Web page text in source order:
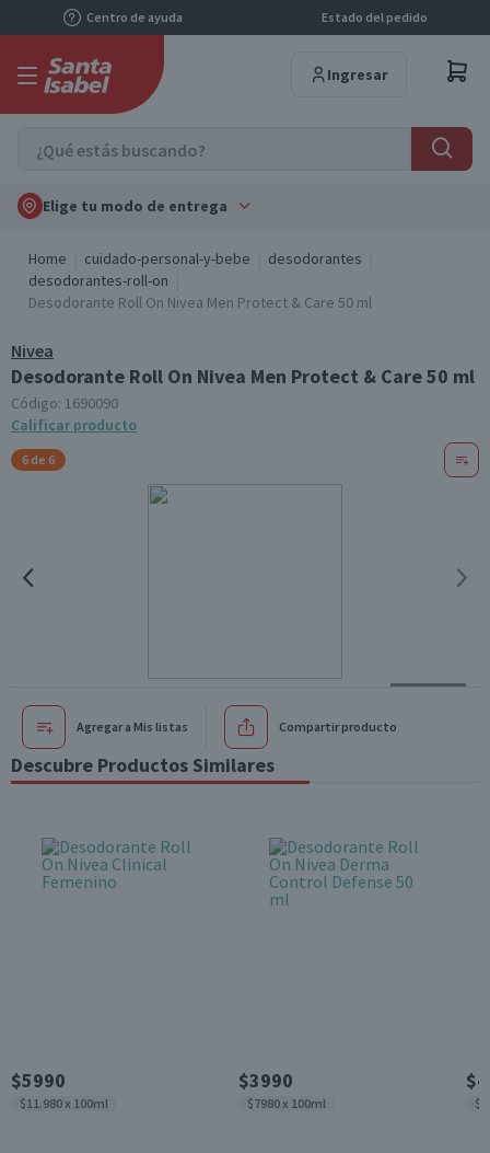
Centro de ayuda Estado del pedido
Ingresar
Elige tu modo de entrega
Home cuidado-personal-y-bebe
desodorantes
desodorantes-roll-on
Desodorante Roll On Nivea Men Protect & Care 50 ml
Nivea
Desodorante Roll On Nivea Men Protect & Care 50 ml
Código: 1690090
Calificar producto
6 de 6
Agregar a Mis listas Compartir producto
Descubre Productos Similares
$5990
$11.980 x 100ml
$3990
$7980 x 100ml